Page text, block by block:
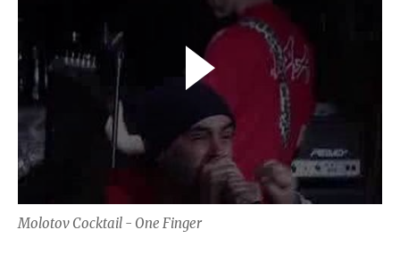
Molotov Cocktail - One Finger